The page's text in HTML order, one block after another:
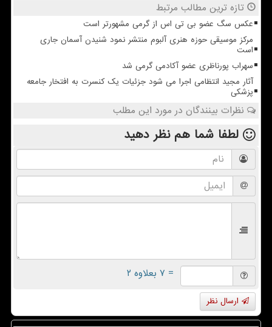
تازه ترین مطالب مرتبط
عکس سگ عضو بی تی اس از گرمی مشهورتر است
مرکز موسیقی حوزه هنری آلبوم منتشر نمود شنیدن آسمان جاری
است
سهراب پورناظری عضو آکادمی گرمی شد
آثار مجید انتظامی اجرا می شود جزئیات یک کنسرت به افتخار جامعه
پزشکی
نظرات بینندگان در مورد این مطلب
لطفا شما همنظر دهید
= ۷ بعلاوه ۲
ارسال نظر